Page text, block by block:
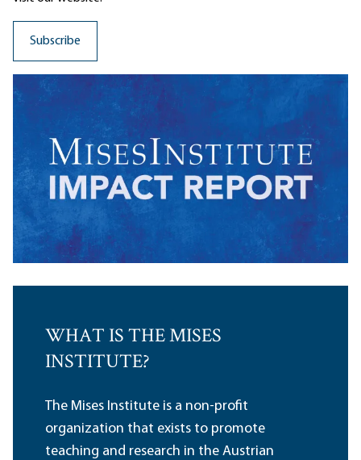
WHAT IS THE MISES
INSTITUTE?
The Mises Institute is a non-profit
organization that exists to promote
teaching and research in the Austrian